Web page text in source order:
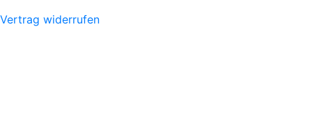
Vertrag widerrufen